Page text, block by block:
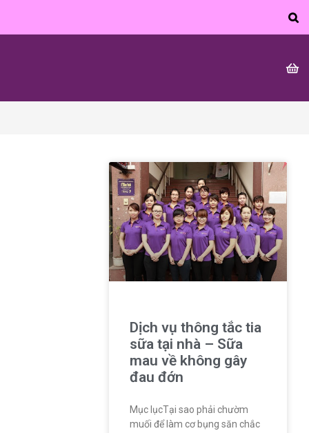
Dịch vụ thông tắc tia
sữa tại nhà – Sữa
mau về không gây
đau đớn
Mục lụcTại sao phải chườm
muối để làm cơ bụng săn chắc